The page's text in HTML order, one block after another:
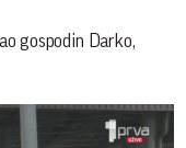
gospodin Darko,